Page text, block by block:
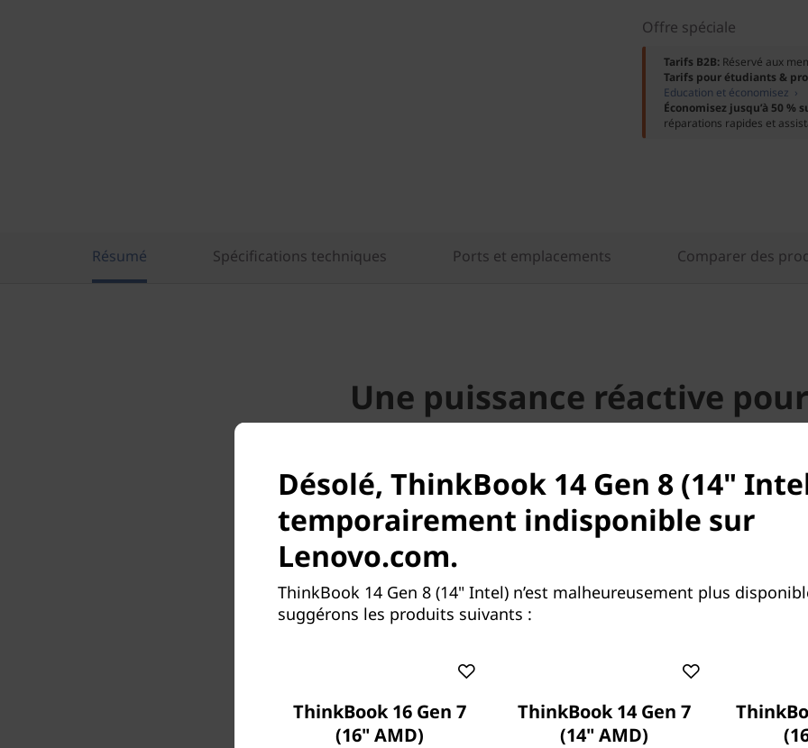
Offre spéciale
Tarifs B2B: Réservé aux
Tarifs pour étudiants &
Education et économisez ›
Économisez jusqu’à 50 %
réparations rapides et
Résumé Spécifications techniques Ports et emplacements Comparer des
Une puissance réactive
périphériques
Conçu pour répondre aux exigences modernes des PME
utilisateurs chevronnés, l'ordinateur portable Lenovo
Gen 8 exploite la puissance d'un processeur Intel® Core™
les performances quotidiennes. Son impressionnante
calcul permet de rationaliser les tâches complexes liées aux
tandis que les fonctions intelligentes adaptatives
l'efficacité énergétique dans les charges de travail à forte
Désolé, ThinkBook 14 Gen 8 (14"
temporairement indisponible sur
Lenovo.com.
ThinkBook 14 Gen 8 (14" Intel) n’est malheureusement plus
suggérons les produits suivants :
ThinkBook 16 Gen 7
(16" AMD)
ThinkBook 14 Gen 7
(14" AMD)